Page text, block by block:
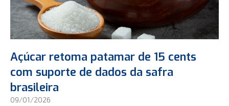
Açúcar retoma patamar de 15 cents
com suporte de dados da safra
brasileira
09/01/2026